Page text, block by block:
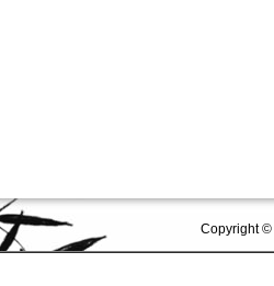
Copyright ©